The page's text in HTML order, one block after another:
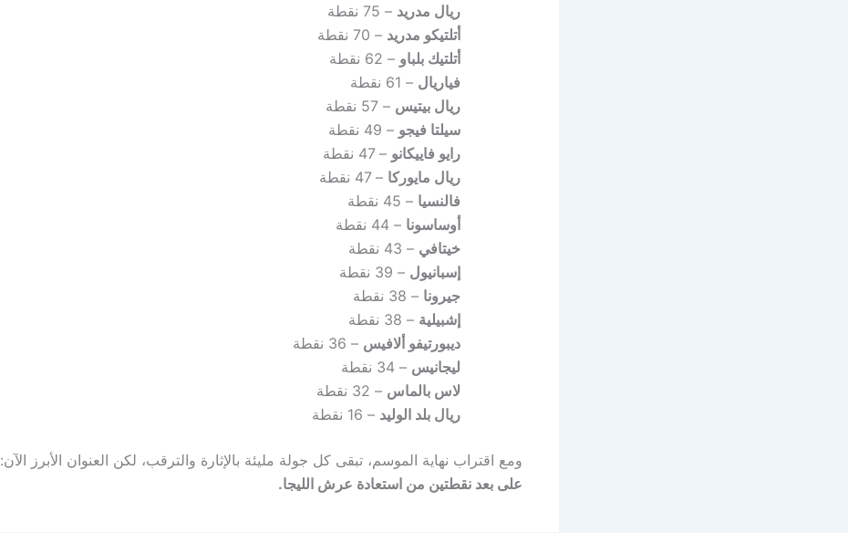
ريال مدريد – 75 نقطة
أتلتيكو مدريد – 70 نقطة
أتلتيك بلباو – 62 نقطة
فياريال – 61 نقطة
ريال بيتيس – 57 نقطة
سيلتا فيجو – 49 نقطة
رايو فاييكانو – 47 نقطة
ريال مايوركا – 47 نقطة
فالنسيا – 45 نقطة
أوساسونا – 44 نقطة
خيتافي – 43 نقطة
إسبانيول – 39 نقطة
جيرونا – 38 نقطة
إشبيلية – 38 نقطة
ديبورتيفو ألافيس – 36 نقطة
ليجانيس – 34 نقطة
لاس بالماس – 32 نقطة
ريال بلد الوليد – 16 نقطة
ومع اقتراب نهاية الموسم، تبقى كل جولة مليئة بالإثارة والترقب، لكن العنوان الأبرز الآن:
على بعد نقطتين من استعادة عرش الليجا.